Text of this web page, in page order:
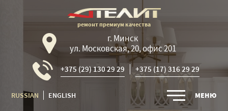
ремонт премиум качества
г. Минск
ул. Московская, 20, офис 201
+375 (29) 130 29 29 +375 (17) 316 29 29
RUSSIAN ENGLISH МЕНЮ